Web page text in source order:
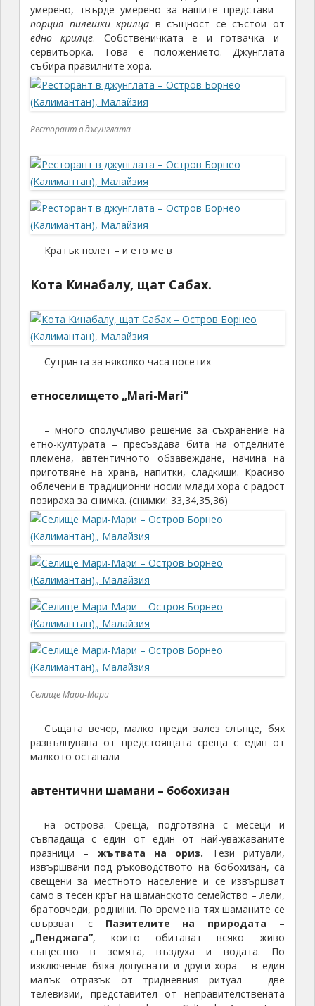
умерено, твърде умерено за нашите представи –
порция пилешки крилца в същност се състои от
едно крилце. Собственичката е и готвачка и
сервитьорка. Това е положението. Джунглата
събира правилните хора.
Ресторант в джунглата
Кратък полет – и ето ме в
Кота Кинабалу, щат Сабах.
Сутринта за няколко часа посетих
етноселището „Mari-Mari”
– много сполучливо решение за съхранение на
етно-културата – пресъздава бита на отделните
племена, автентичното обзавеждане, начина на
приготвяне на храна, напитки, сладкиши. Красиво
облечени в традиционни носии млади хора с радост
позираха за снимка. (снимки: 33,34,35,36)
Селище Мари-Мари
Същата вечер, малко преди залез слънце, бях
развълнувана от предстоящата среща с един от
малкото останали
автентични шамани – бобохизан
на острова. Среща, подготвяна с месеци и
съвпадаща с един от един от най-уважаваните
празници – жътвата на ориз. Тези ритуали,
извършвани под ръководството на бобохизан, са
свещени за местното население и се извършват
само в тесен кръг на шаманското семейство – лели,
братовчеди, роднини. По време на тях шаманите се
свързват с Пазителите на природата –
„Пенджага”, които обитават всяко живо
същество в земята, въздуха и водата. По
изключение бяха допуснати и други хора – в един
малък отрязък от тридневния ритуал – две
телевизии, представител от неправителствената